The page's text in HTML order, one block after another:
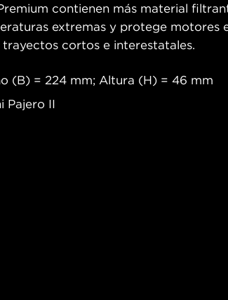
contienen más material
extremas y protege motores
cortos e interestatales.
(B) = 224 mm; Altura (H) = 46 mm
Pajero II